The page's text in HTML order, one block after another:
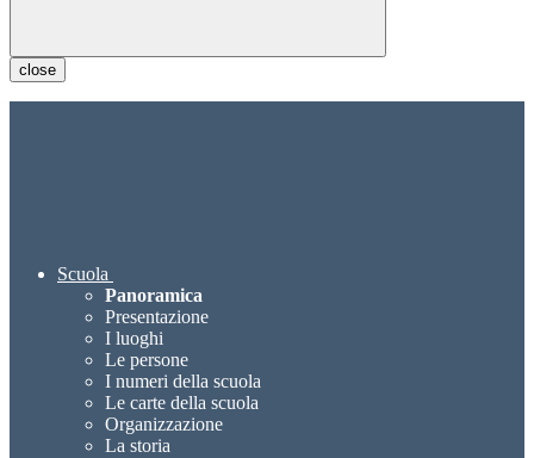
close
Scuola
Panoramica
Presentazione
I luoghi
Le persone
I numeri della scuola
Le carte della scuola
Organizzazione
La storia